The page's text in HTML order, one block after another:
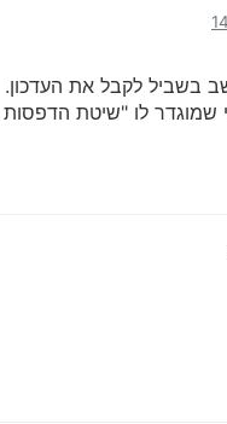
בשביל לקבל את העדכון.
שמוגדר לו "שיטת